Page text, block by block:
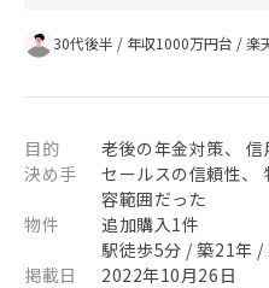
30代後半 / 年収1000万円台 /楽
目的
老後の年金対策、
決め手
セールスの信頼性、
容範囲だった
物件
追加購入1件
駅徒歩5分 / 築21年
掲載日
2022年10月26日